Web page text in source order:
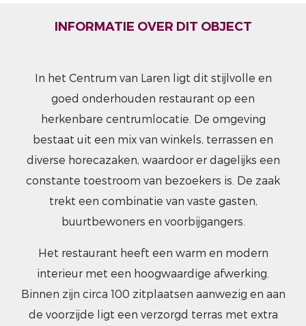
INFORMATIE OVER DIT OBJECT
In het Centrum van Laren ligt dit stijlvolle en
goed onderhouden restaurant op een
herkenbare centrumlocatie. De omgeving
bestaat uit een mix van winkels, terrassen en
diverse horecazaken, waardoor er dagelijks een
constante toestroom van bezoekers is. De zaak
trekt een combinatie van vaste gasten,
buurtbewoners en voorbijgangers.
Het restaurant heeft een warm en modern
interieur met een hoogwaardige afwerking.
Binnen zijn circa 100 zitplaatsen aanwezig en aan
de voorzijde ligt een verzorgd terras met extra